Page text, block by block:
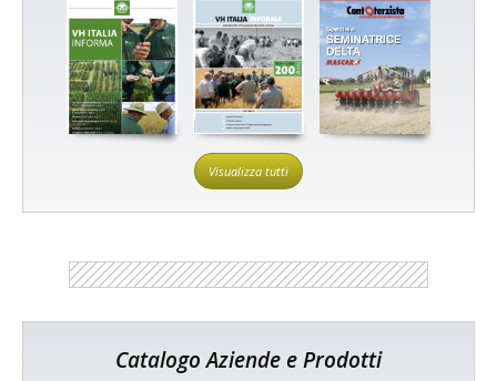
Visualizza tutti
Catalogo Aziende e Prodotti